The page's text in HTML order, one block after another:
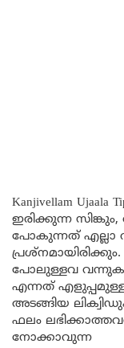
Kanjivellam
ഇരിക്കുന്ന സിങ്കും,
പോകുന്നത് എല്ലാ
പോലുള്ളവ
എന്നത് എളുപ്പമുള്ള
അടങ്ങിയ
ഫലം
നോക്കാവുന്ന